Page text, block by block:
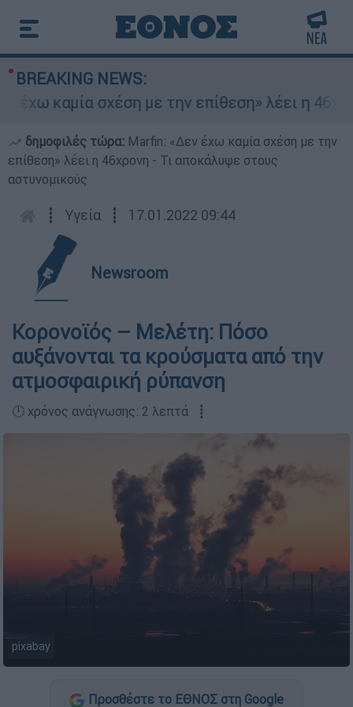
BREAKING NEWS:
καμία σχέση με την επίθεση» λέει η
δημοφιλές τώρα: Marfin: «Δεν έχω καμία σχέση με την
επίθεση» λέει η 46χρονη - Τι αποκάλυψε στους
αστυνομικούς
┋ Υγεία ┋ 17.01.2022 09:44
Newsroom
Κορονοϊός – Μελέτη: Πόσο
αυξάνονται τα κρούσματα από την
ατμοσφαιρική ρύπανση
🕛 χρόνος ανάγνωσης: 2 λεπτά ┋
pixabay
Προσθέστε το ΕΘΝΟΣ στη Google